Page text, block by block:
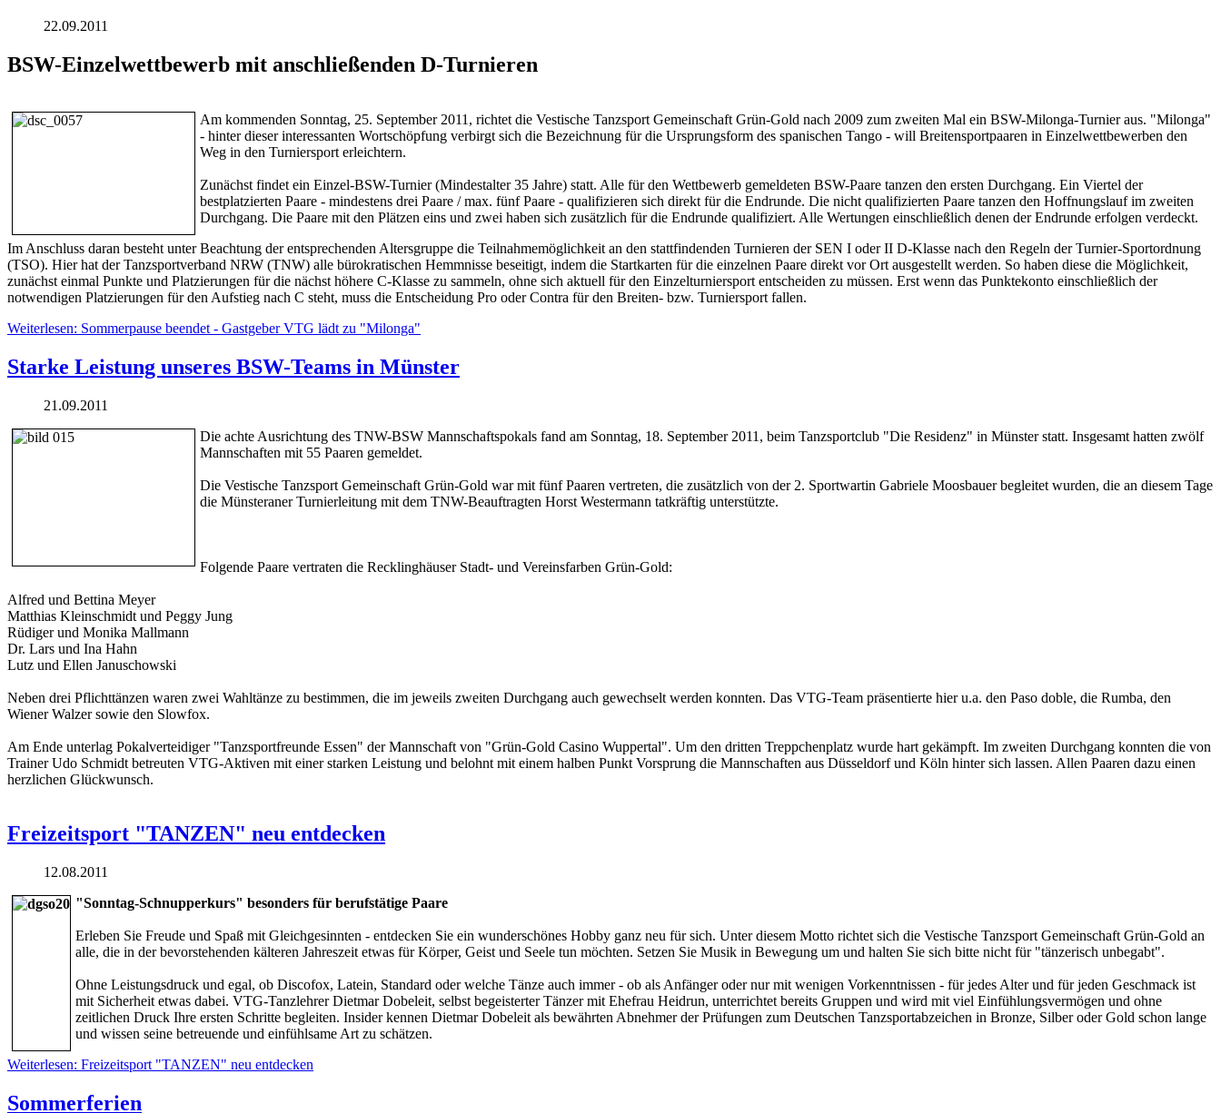
22.09.2011
BSW-Einzelwettbewerb mit anschließenden D-Turnieren
Am kommenden Sonntag, 25. September 2011, richtet die Vestische Tanzsport Gemeinschaft Grün-Gold nach 2009 zum zweiten Mal ein BSW-Milonga-Turnier aus. "Milonga"
- hinter dieser interessanten Wortschöpfung verbirgt sich die Bezeichnung für die Ursprungsform des spanischen Tango - will Breitensportpaaren in Einzelwettbewerben den
Weg in den Turniersport erleichtern.
Zunächst findet ein Einzel-BSW-Turnier (Mindestalter 35 Jahre) statt. Alle für den Wettbewerb gemeldeten BSW-Paare tanzen den ersten Durchgang. Ein Viertel der
bestplatzierten Paare - mindestens drei Paare / max. fünf Paare - qualifizieren sich direkt für die Endrunde. Die nicht qualifizierten Paare tanzen den Hoffnungslauf im zweiten
Durchgang. Die Paare mit den Plätzen eins und zwei haben sich zusätzlich für die Endrunde qualifiziert. Alle Wertungen einschließlich denen der Endrunde erfolgen verdeckt.
Im Anschluss daran besteht unter Beachtung der entsprechenden Altersgruppe die Teilnahmemöglichkeit an den stattfindenden Turnieren der SEN I oder II D-Klasse nach den Regeln der Turnier-Sportordnung
(TSO). Hier hat der Tanzsportverband NRW (TNW) alle bürokratischen Hemmnisse beseitigt, indem die Startkarten für die einzelnen Paare direkt vor Ort ausgestellt werden. So haben diese die Möglichkeit,
zunächst einmal Punkte und Platzierungen für die nächst höhere C-Klasse zu sammeln, ohne sich aktuell für den Einzelturniersport entscheiden zu müssen. Erst wenn das Punktekonto einschließlich der
notwendigen Platzierungen für den Aufstieg nach C steht, muss die Entscheidung Pro oder Contra für den Breiten- bzw. Turniersport fallen.
Weiterlesen: Sommerpause beendet - Gastgeber VTG lädt zu "Milonga"
Starke Leistung unseres BSW-Teams in Münster
21.09.2011
Die achte Ausrichtung des TNW-BSW Mannschaftspokals fand am Sonntag, 18. September 2011, beim Tanzsportclub "Die Residenz" in Münster statt. Insgesamt hatten zwölf
Mannschaften mit 55 Paaren gemeldet.
Die Vestische Tanzsport Gemeinschaft Grün-Gold war mit fünf Paaren vertreten, die zusätzlich von der 2. Sportwartin Gabriele Moosbauer begleitet wurden, die an diesem Tage
die Münsteraner Turnierleitung mit dem TNW-Beauftragten Horst Westermann tatkräftig unterstützte.
Folgende Paare vertraten die Recklinghäuser Stadt- und Vereinsfarben Grün-Gold:
Alfred und Bettina Meyer
Matthias Kleinschmidt und Peggy Jung
Rüdiger und Monika Mallmann
Dr. Lars und Ina Hahn
Lutz und Ellen Januschowski
Neben drei Pflichttänzen waren zwei Wahltänze zu bestimmen, die im jeweils zweiten Durchgang auch gewechselt werden konnten. Das VTG-Team präsentierte hier u.a. den Paso doble, die Rumba, den
Wiener Walzer sowie den Slowfox.
Am Ende unterlag Pokalverteidiger "Tanzsportfreunde Essen" der Mannschaft von "Grün-Gold Casino Wuppertal". Um den dritten Treppchenplatz wurde hart gekämpft. Im zweiten Durchgang konnten die von
Trainer Udo Schmidt betreuten VTG-Aktiven mit einer starken Leistung und belohnt mit einem halben Punkt Vorsprung die Mannschaften aus Düsseldorf und Köln hinter sich lassen. Allen Paaren dazu einen
herzlichen Glückwunsch.
Freizeitsport "TANZEN" neu entdecken
12.08.2011
"Sonntag-Schnupperkurs" besonders für berufstätige Paare
Erleben Sie Freude und Spaß mit Gleichgesinnten - entdecken Sie ein wunderschönes Hobby ganz neu für sich. Unter diesem Motto richtet sich die Vestische Tanzsport Gemeinschaft Grün-Gold an
alle, die in der bevorstehenden kälteren Jahreszeit etwas für Körper, Geist und Seele tun möchten. Setzen Sie Musik in Bewegung um und halten Sie sich bitte nicht für "tänzerisch unbegabt".
Ohne Leistungsdruck und egal, ob Discofox, Latein, Standard oder welche Tänze auch immer - ob als Anfänger oder nur mit wenigen Vorkenntnissen - für jedes Alter und für jeden Geschmack ist
mit Sicherheit etwas dabei. VTG-Tanzlehrer Dietmar Dobeleit, selbst begeisterter Tänzer mit Ehefrau Heidrun, unterrichtet bereits Gruppen und wird mit viel Einfühlungsvermögen und ohne
zeitlichen Druck Ihre ersten Schritte begleiten. Insider kennen Dietmar Dobeleit als bewährten Abnehmer der Prüfungen zum Deutschen Tanzsportabzeichen in Bronze, Silber oder Gold schon lange
und wissen seine betreuende und einfühlsame Art zu schätzen.
Weiterlesen: Freizeitsport "TANZEN" neu entdecken
Sommerferien